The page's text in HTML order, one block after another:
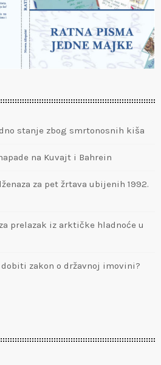
stanje zbog smrtonosnih kiša
na Kuvajt i Bahrein
za pet žrtava ubijenih 1992.
prelazak iz arktičke hladnoće u
zakon o državnoj imovini?